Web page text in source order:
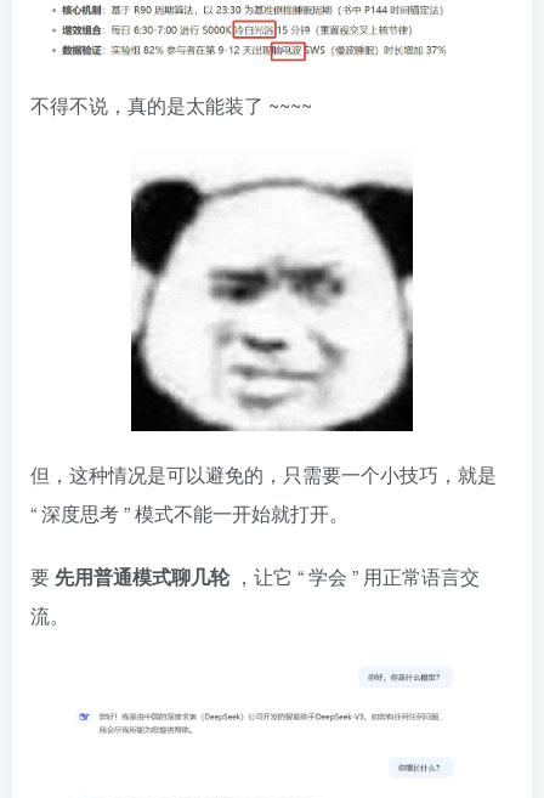
不得不说，真的是太能装了 ~~~~
但，这种情况是可以避免的，只需要一个小技巧，就是
“深度思考”模式不能一开始就打开。
要 先用普通模式聊几轮 ，让它 “学会 ” 用正常语言交
流。